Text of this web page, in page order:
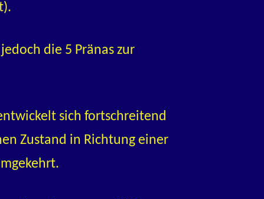
die 5 Pränas zur
sich fortschreitend
Zustand in Richtung einer